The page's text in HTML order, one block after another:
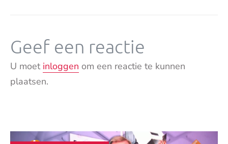
Geef een reactie
U moet inloggen om een reactie te kunnen
plaatsen.